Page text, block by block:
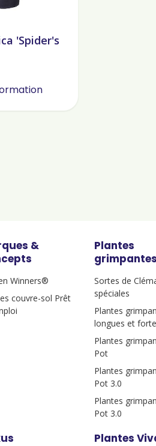
'Spider's
&
Winners®
couvre-sol Prêt
Plantes
grimpantes
Sortes de
spéciales
Plantes
longues et
Plantes
Pot
Plantes
Pot 3.0
Plantes
Pot 3.0
Plantes